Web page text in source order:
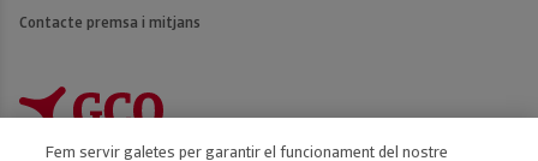
Contacte premsa i mitjans
Fem servir galetes per garantir el funcionament del nostre